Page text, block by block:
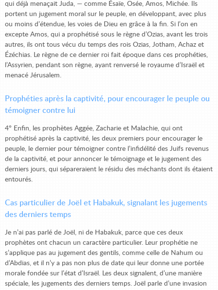
qui déjà menaçait Juda, — comme Ésaïe, Osée, Amos, Michée. Ils
portent un jugement moral sur le peuple, en développant, avec plus
ou moins d’étendue, les voies de Dieu en grâce à la fin. Si l’on en
excepte Amos, qui a prophétisé sous le règne d’Ozias, avant les trois
autres, ils ont tous vécu du temps des rois Ozias, Jotham, Achaz et
Ézéchias. Le règne de ce dernier roi fait époque dans ces prophéties,
l’Assyrien, pendant son règne, ayant renversé le royaume d’Israël et
menacé Jérusalem.
Prophéties après la captivité, pour encourager le peuple ou
témoigner contre lui
4° Enfin, les prophètes Aggée, Zacharie et Malachie, qui ont
prophétisé après la captivité, les deux premiers pour encourager le
peuple, le dernier pour témoigner contre l’infidélité des Juifs revenus
de la captivité, et pour annoncer le témoignage et le jugement des
derniers jours, qui sépareraient le résidu des méchants dont ils étaient
entourés.
Cas particulier de Joël et Habakuk, signalant les jugements
des derniers temps
Je n’ai pas parlé de Joël, ni de Habakuk, parce que ces deux
prophètes ont chacun un caractère particulier. Leur prophétie ne
s’applique pas au jugement des gentils, comme celle de Nahum ou
d’Abdias, et il n’y a pas non plus de date qui leur donne une portée
morale fondée sur l’état d’Israël. Les deux signalent, d’une manière
spéciale, les jugements des derniers temps. Joël parle d’une invasion